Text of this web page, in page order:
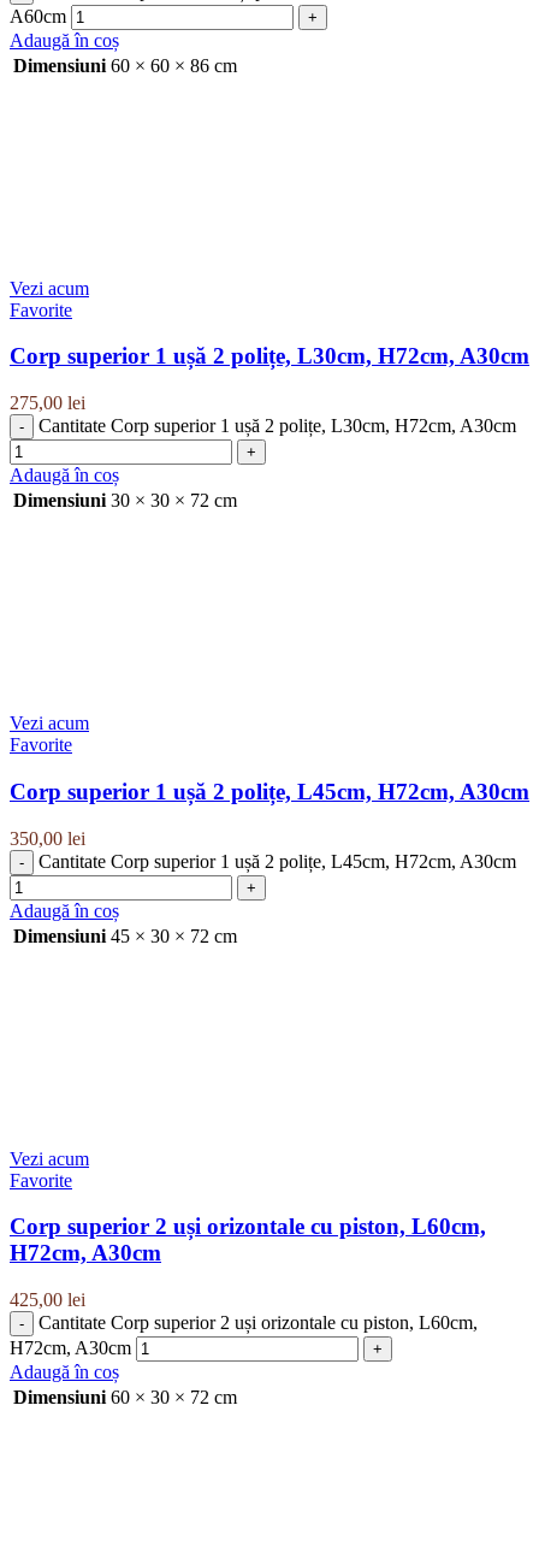
A60cm
Adaugă în coș
Dimensiuni 60 × 60 × 86 cm
Vezi acum
Favorite
Corp superior 1 ușă 2 polițe, L30cm, H72cm, A30cm
275,00 lei
Cantitate Corp superior 1 ușă 2 polițe, L30cm, H72cm, A30cm
Adaugă în coș
Dimensiuni 30 × 30 × 72 cm
Vezi acum
Favorite
Corp superior 1 ușă 2 polițe, L45cm, H72cm, A30cm
350,00 lei
Cantitate Corp superior 1 ușă 2 polițe, L45cm, H72cm, A30cm
Adaugă în coș
Dimensiuni 45 × 30 × 72 cm
Vezi acum
Favorite
Corp superior 2 uși orizontale cu piston, L60cm,
H72cm, A30cm
425,00 lei
Cantitate Corp superior 2 uși orizontale cu piston, L60cm,
H72cm, A30cm
Adaugă în coș
Dimensiuni 60 × 30 × 72 cm